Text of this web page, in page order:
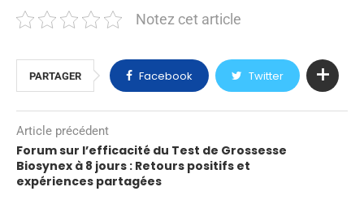
Notez cet article
PARTAGER Facebook Twitter
Article précédent
Forum sur l’efficacité du Test de Grossesse
Biosynex à 8 jours : Retours positifs et
expériences partagées